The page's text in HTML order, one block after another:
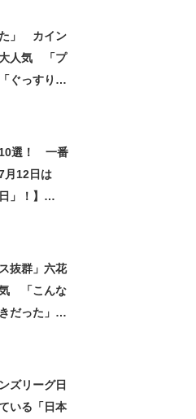
た」 カイン
大人気 「プ
ぐっすり眠
10選！ 一番
月12日は
」！】
抜群」六花
気 「こんな
だった」
ズリーグ日
いる「日本